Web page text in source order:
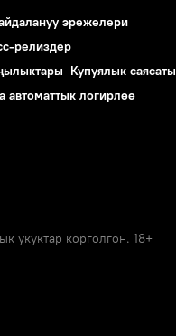
эрежелери
релиздер
Купуялык саясаты
автоматтык логирлөө
укуктар корголгон. 18+